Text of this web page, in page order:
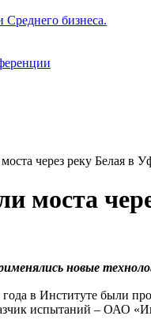
бизнеса.
через реку Белая в
моста
новые
в Институте были
испытаний – ОАО